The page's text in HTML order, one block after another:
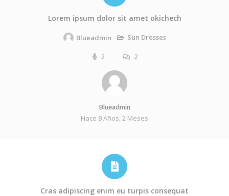
Lorem ipsum dolor sit amet okichech
Blueadmin Sun Dresses
2 2
Blueadmin
Hace 8 Años, 2 Meses
Cras adipiscing enim eu turpis consequat